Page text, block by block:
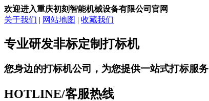
欢迎进入重庆初刻智能机械设备有限公司官网
关于我们 | 网站地图 | 收藏我们
专业研发非标定制打标机
您身边的打标机公司，为您提供一站式打标服务
HOTLINE/客服热线